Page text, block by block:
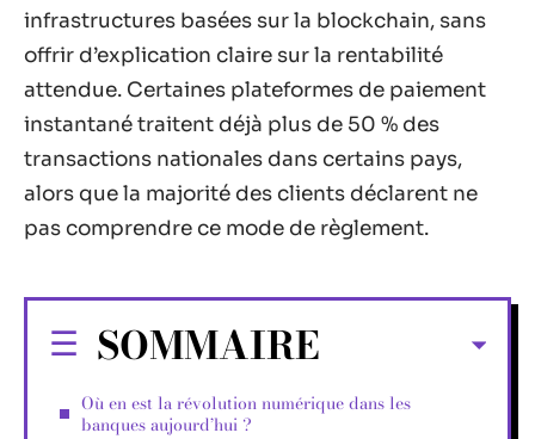
infrastructures basées sur la blockchain, sans
offrir d’explication claire sur la rentabilité
attendue. Certaines plateformes de paiement
instantané traitent déjà plus de 50 % des
transactions nationales dans certains pays,
alors que la majorité des clients déclarent ne
pas comprendre ce mode de règlement.
SOMMAIRE
Où en est la révolution numérique dans les
banques aujourd’hui ?